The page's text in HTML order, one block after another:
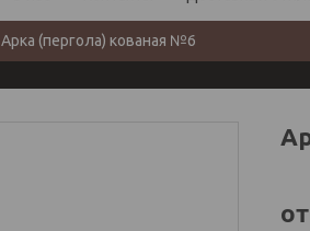
Арка (пергола) кованая №6
от